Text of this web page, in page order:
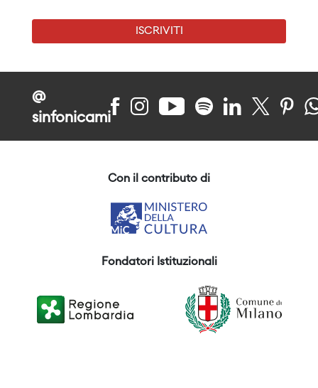
ISCRIVITI
@
sinfonicami
Con il contributo di
Fondatori Istituzionali